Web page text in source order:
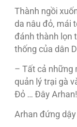
Thành ngồi
da nâu đỏ, mái
đánh thành lọn
thống của dân
– Tất cả những
quản lý trại gà
Đỏ … Đây Arhan!
Arhan đứng